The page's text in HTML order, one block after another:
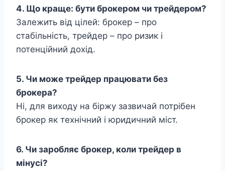
4. Що краще: бути брокером чи трейдером?
Залежить від цілей: брокер – про
стабільність, трейдер – про ризик і
потенційний дохід.
5. Чи може трейдер працювати без
брокера?
Ні, для виходу на біржу зазвичай потрібен
брокер як технічний і юридичний міст.
6. Чи заробляє брокер, коли трейдер в
мінусі?